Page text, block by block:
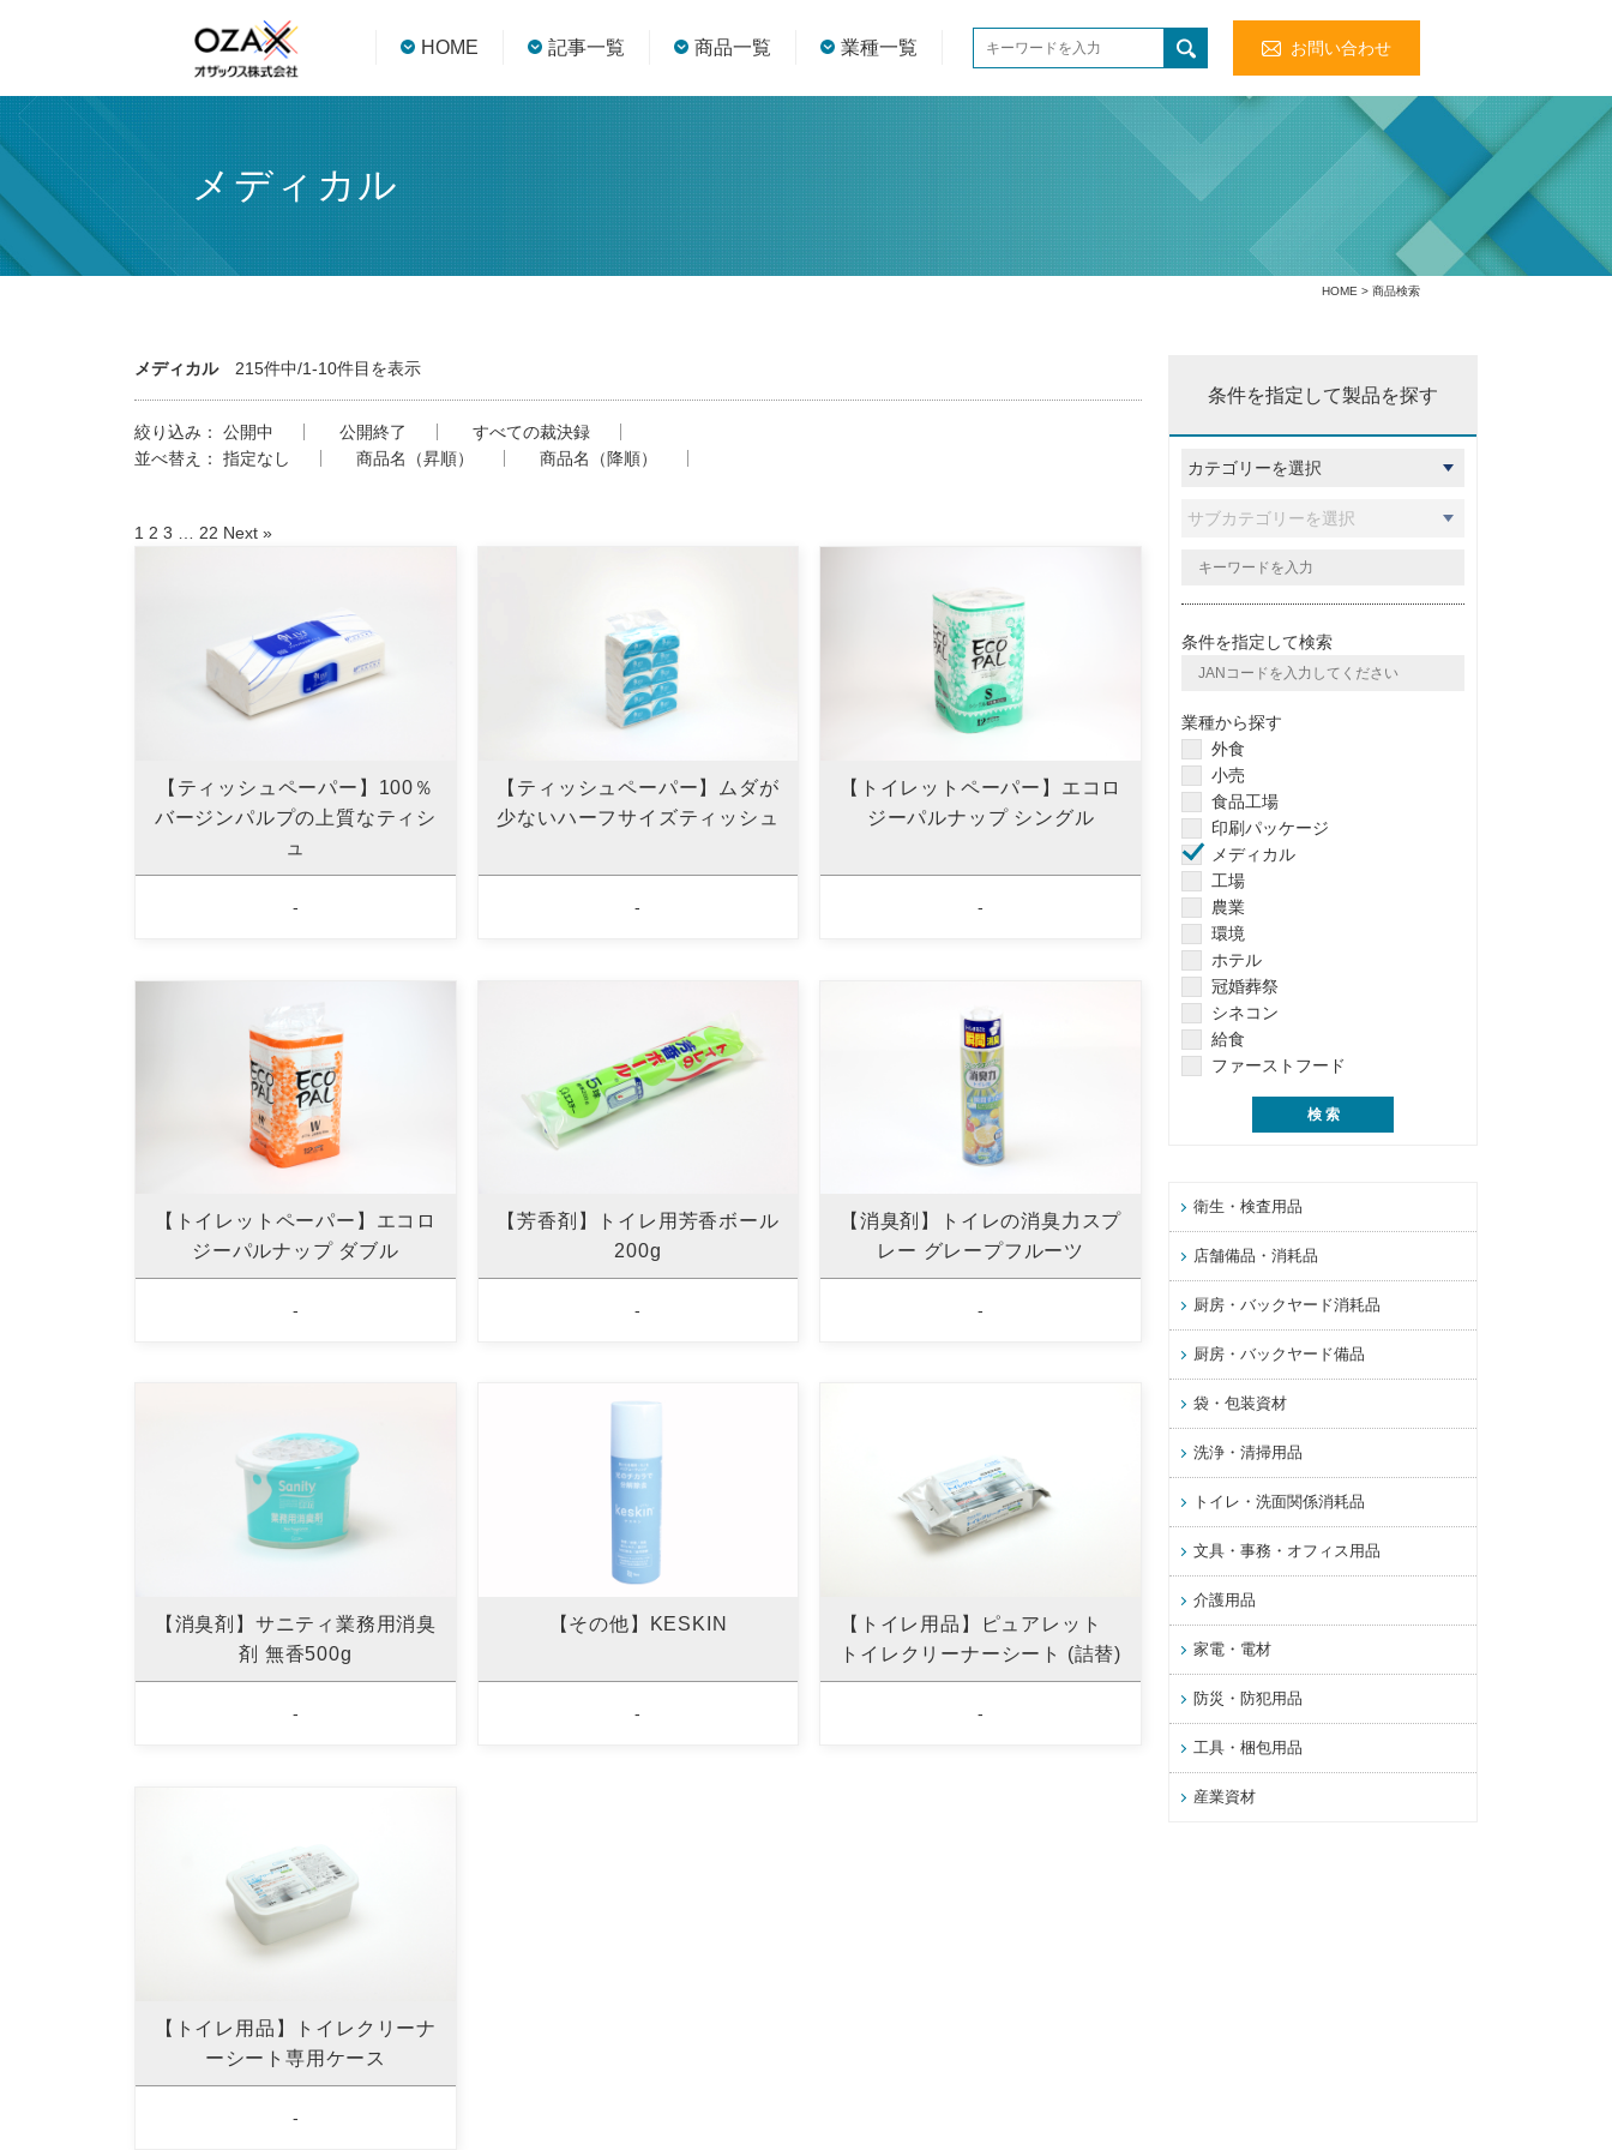
HOME 記事一覧 商品一覧 業種一覧 お問い合わせ
メディカル
HOME > 商品検索
メディカル215件中/1-10件目を表示
絞り込み： 公開中 公開終了
すべての裁決録
並べ替え：
指定なし 商品名（昇順） 商品名（降順）
1 2 3 22 Next »
【ティッシュペーパー】100％
バージンパルプの上質なティシ
ュ
-
【ティッシュペーパー】ムダが
少ないハーフサイズティッシュ
-
【トイレットペーパー】エコロ
ジーパルナップ シングル
-
【トイレットペーパー】エコロ
ジーパルナップ ダブル
-
【芳香剤】トイレ用芳香ボール
200g
-
【消臭剤】トイレの消臭力スプ
レー グレープフルーツ
-
【消臭剤】サニティ業務用消臭
剤 無香500g
-
【その他】KESKIN
-
【トイレ用品】ピュアレット
トイレクリーナーシート (詰替)
-
【トイレ用品】トイレクリーナ
ーシート専用ケース
-
条件を指定して製品を探す
条件を指定して検索
業種から探す
外食
小売
食品工場
印刷パッケージ
メディカル
工場
農業
環境
ホテル
冠婚葬祭
シネコン
給食
ファーストフード
衛生・検査用品
店舗備品・消耗品
厨房・バックヤード消耗品
厨房・バックヤード備品
袋・包装資材
洗浄・清掃用品
トイレ・洗面関係消耗品
文具・事務・オフィス用品
介護用品
家電・電材
防災・防犯用品
工具・梱包用品
産業資材